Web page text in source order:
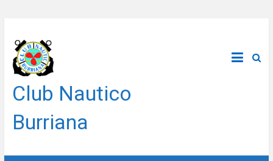
contenido
Club Nautico
Burriana